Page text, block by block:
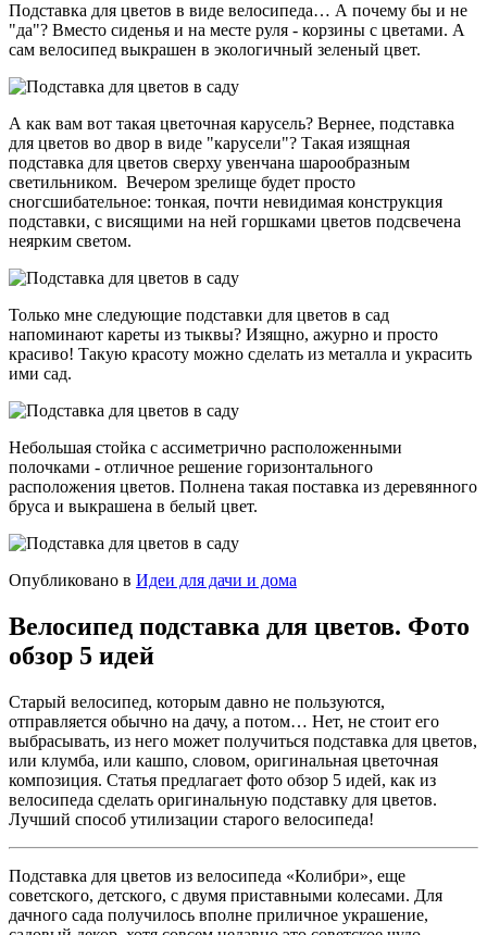
Подставка для цветов в виде велосипеда… А почему бы и не
"да"? Вместо сиденья и на месте руля - корзины с цветами. А
сам велосипед выкрашен в экологичный зеленый цвет.
А как вам вот такая цветочная карусель? Вернее, подставка
для цветов во двор в виде "карусели"? Такая изящная
подставка для цветов сверху увенчана шарообразным
светильником. Вечером зрелище будет просто
сногсшибательное: тонкая, почти невидимая конструкция
подставки, с висящими на ней горшками цветов подсвечена
неярким светом.
Только мне следующие подставки для цветов в сад
напоминают кареты из тыквы? Изящно, ажурно и просто
красиво! Такую красоту можно сделать из металла и украсить
ими сад.
Небольшая стойка с ассиметрично расположенными
полочками - отличное решение горизонтального
расположения цветов. Полнена такая поставка из деревянного
бруса и выкрашена в белый цвет.
Опубликовано в Идеи для дачи и дома
Велосипед подставка для цветов. Фото
обзор 5 идей
Старый велосипед, которым давно не пользуются,
отправляется обычно на дачу, а потом… Нет, не стоит его
выбрасывать, из него может получиться подставка для цветов,
или клумба, или кашпо, словом, оригинальная цветочная
композиция. Статья предлагает фото обзор 5 идей, как из
велосипеда сделать оригинальную подставку для цветов.
Лучший способ утилизации старого велосипеда!
Подставка для цветов из велосипеда «Колибри», еще
советского, детского, с двумя приставными колесами. Для
дачного сада получилось вполне приличное украшение,